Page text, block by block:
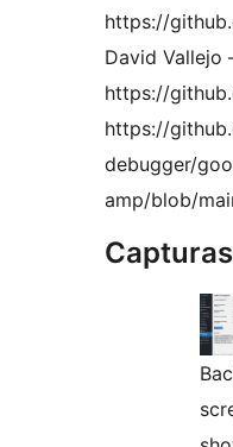
https://
David Vallejo
https://
https://
debugger/
amp/blob/
Capturas